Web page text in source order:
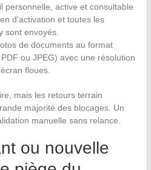
personnelle, active et consultable
d’activation et toutes les
sont envoyés.
de documents au format
ou JPEG) avec une résolution
floues.
mais les retours terrain
majorité des blocages. Un
manuelle sans relance.
ou nouvelle